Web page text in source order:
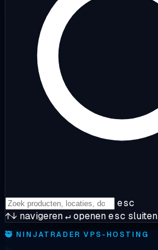
esc
↑↓ navigeren↵openenesc sluiten
🥷 NINJATRADER VPS-HOSTING